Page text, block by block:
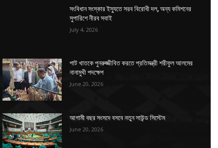
সংবিধান সংস্কার ইস্যুতে সরব বিরোধী দল, অন্য কমিশনের
সুপারিশে নীরব সবাই
July 4, 2026
পাট খাতকে পুনরুজ্জীবিত করতে প্রতিমন্ত্রী শরীফুল আলমের
নানামুখী পদক্ষেপ
June 20, 2026
আগামী বছর সংসদে বসবে নতুন সাউন্ড সিস্টেম
June 20, 2026